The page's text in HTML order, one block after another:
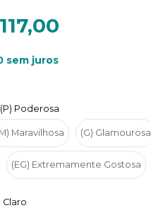
sem juros
Poderosa
Maravilhosa (G) Glamourosa
(EG) Extremamente Gostosa
Claro